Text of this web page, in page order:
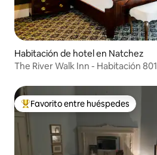
Habitación de hotel en Natchez
The River Walk Inn - Habitación 801
Favorito entre huéspedes preferido
Favorito entre huéspedes